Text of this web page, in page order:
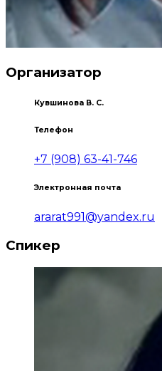
Организатор
Кувшинова В. С.
Телефон
+7 (908) 63-41-746
Электронная почта
ararat991@yandex.ru
Спикер